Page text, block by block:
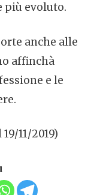
più evoluto.
anche alle
affinchà
e le
11/2019)